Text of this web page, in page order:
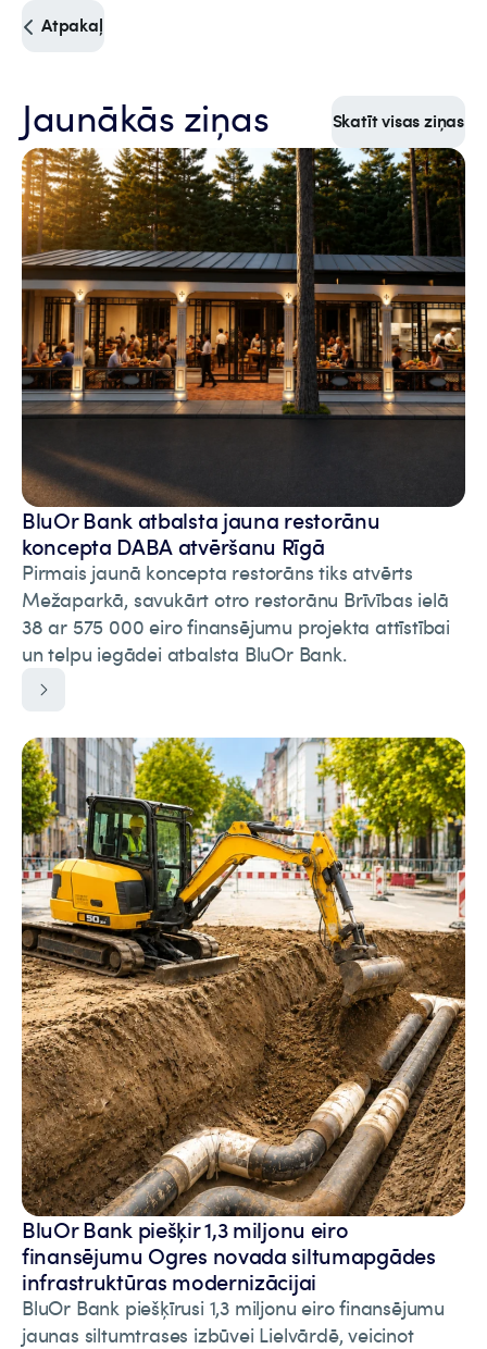
Atpakaļ
Jaunākās ziņas Skatīt visas ziņas
BluOr Bank atbalsta jauna restorānu
koncepta DABA atvēršanu Rīgā
Pirmais jaunā koncepta restorāns tiks atvērts
Mežaparkā, savukārt otro restorānu Brīvības ielā
38 ar 575 000 eiro finansējumu projekta attīstībai
un telpu iegādei atbalsta BluOr Bank.
BluOr Bank piešķir 1,3 miljonu eiro
finansējumu Ogres novada siltumapgādes
infrastruktūras modernizācijai
BluOr Bank piešķīrusi 1,3 miljonu eiro finansējumu
jaunas siltumtrases izbūvei Lielvārdē, veicinot